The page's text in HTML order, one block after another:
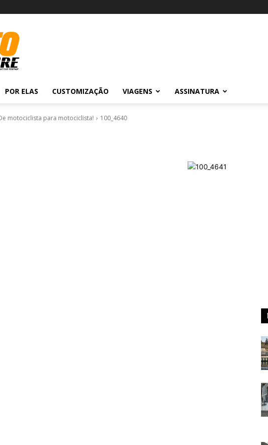
POR ELAS CUSTOMIZAÇÃO VIAGENS ASSINATURA
motociclista para motociclista! 100_4640